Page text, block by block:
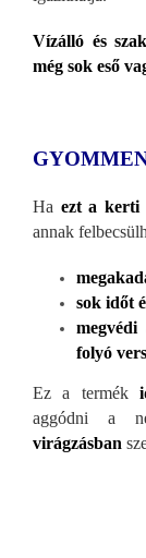
Vízálló és
még sok eső
Ha ezt a kerti
annak
sok időt
folyó
Ez a termék
aggódni a
virágzásban